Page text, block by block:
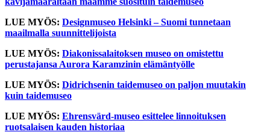
LUE MYÖS: Designmuseo Helsinki – Suomi tunnetaan
maailmalla suunnittelijoista
LUE MYÖS: Diakonissalaitoksen museo on omistettu
perustajansa Aurora Karamzinin elämäntyölle
LUE MYÖS: Didrichsenin taidemuseo on paljon muutakin
kuin taidemuseo
LUE MYÖS: Ehrensvärd-museo esittelee linnoituksen
ruotsalaisen kauden historiaa